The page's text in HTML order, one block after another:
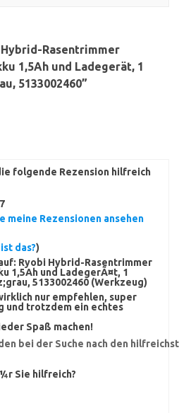
Rasentrimmer
1,5Ah und Ladegerät, 1
5133002460”
folgende Rezension hilfreich
meine Rezensionen ansehen
das?)
Ryobi Hybrid-Rasentrimmer
1,5Ah und LadegerÃ¤t, 1
5133002460 (Werkzeug)
nur empfehlen, super
und trotzdem ein echtes
Spaß machen!
bei der Suche nach den
Sie hilfreich?